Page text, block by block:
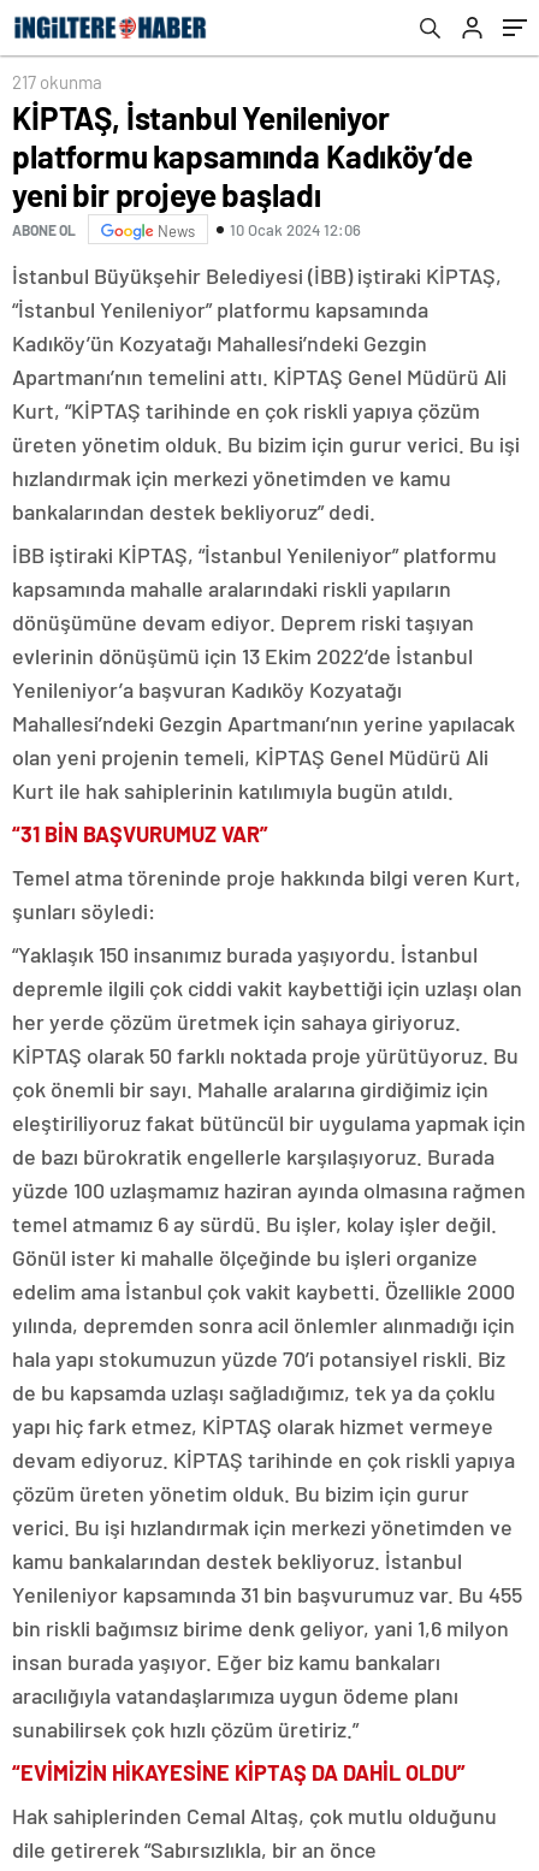
başladı
217 okunma
KİPTAŞ, İstanbul Yenileniyor
platformu kapsamında Kadıköy’de
yeni bir projeye başladı
ABONE OL News 10 Ocak 2024 12:06
İstanbul Büyükşehir Belediyesi (İBB) iştiraki KİPTAŞ,
“İstanbul Yenileniyor” platformu kapsamında
Kadıköy’ün Kozyatağı Mahallesi’ndeki Gezgin
Apartmanı’nın temelini attı. KİPTAŞ Genel Müdürü Ali
Kurt, “KİPTAŞ tarihinde en çok riskli yapıya çözüm
üreten yönetim olduk. Bu bizim için gurur verici. Bu işi
hızlandırmak için merkezi yönetimden ve kamu
bankalarından destek bekliyoruz” dedi.
İBB iştiraki KİPTAŞ, “İstanbul Yenileniyor” platformu
kapsamında mahalle aralarındaki riskli yapıların
dönüşümüne devam ediyor. Deprem riski taşıyan
evlerinin dönüşümü için 13 Ekim 2022’de İstanbul
Yenileniyor’a başvuran Kadıköy Kozyatağı
Mahallesi’ndeki Gezgin Apartmanı’nın yerine yapılacak
olan yeni projenin temeli, KİPTAŞ Genel Müdürü Ali
Kurt ile hak sahiplerinin katılımıyla bugün atıldı.
“31 BİN BAŞVURUMUZ VAR”
Temel atma töreninde proje hakkında bilgi veren Kurt,
şunları söyledi:
“Yaklaşık 150 insanımız burada yaşıyordu. İstanbul
depremle ilgili çok ciddi vakit kaybettiği için uzlaşı olan
her yerde çözüm üretmek için sahaya giriyoruz.
KİPTAŞ olarak 50 farklı noktada proje yürütüyoruz. Bu
çok önemli bir sayı. Mahalle aralarına girdiğimiz için
eleştiriliyoruz fakat bütüncül bir uygulama yapmak için
de bazı bürokratik engellerle karşılaşıyoruz. Burada
yüzde 100 uzlaşmamız haziran ayında olmasına rağmen
temel atmamız 6 ay sürdü. Bu işler, kolay işler değil.
Gönül ister ki mahalle ölçeğinde bu işleri organize
edelim ama İstanbul çok vakit kaybetti. Özellikle 2000
yılında, depremden sonra acil önlemler alınmadığı için
hala yapı stokumuzun yüzde 70’i potansiyel riskli. Biz
de bu kapsamda uzlaşı sağladığımız, tek ya da çoklu
yapı hiç fark etmez, KİPTAŞ olarak hizmet vermeye
devam ediyoruz. KİPTAŞ tarihinde en çok riskli yapıya
çözüm üreten yönetim olduk. Bu bizim için gurur
verici. Bu işi hızlandırmak için merkezi yönetimden ve
kamu bankalarından destek bekliyoruz. İstanbul
Yenileniyor kapsamında 31 bin başvurumuz var. Bu 455
bin riskli bağımsız birime denk geliyor, yani 1,6 milyon
insan burada yaşıyor. Eğer biz kamu bankaları
aracılığıyla vatandaşlarımıza uygun ödeme planı
sunabilirsek çok hızlı çözüm üretiriz.”
“EVİMİZİN HİKAYESİNE KİPTAŞ DA DAHİL OLDU”
Hak sahiplerinden Cemal Altaş, çok mutlu olduğunu
dile getirerek “Sabırsızlıkla, bir an önce